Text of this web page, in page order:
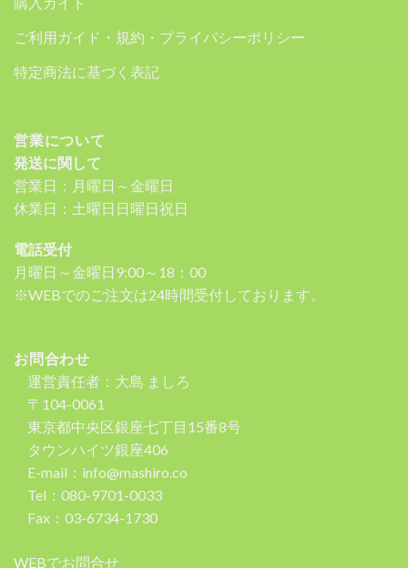
ご利用ガイド・規約・プライバシーポリシー
特定商法に基づく表記
営業について
発送に関して
営業日：月曜日～金曜日
休業日：土曜日日曜日祝日
電話受付
月曜日～金曜日9:00～18：00
※WEBでのご注文は24時間受付しております。
お問合わせ
運営責任者：大島 ましろ
〒104-0061
東京都中央区銀座七丁目15番8号
タウンハイツ銀座406
E-mail：info@mashiro.co
Tel：080-9701-0033
Fax：03-6734-1730
WEBでお問合せ